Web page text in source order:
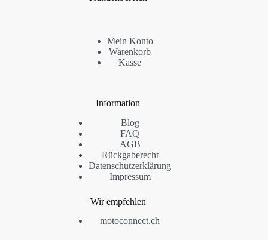
Mein Konto
Warenkorb
Kasse
Information
Blog
FAQ
AGB
Rückgaberecht
Datenschutzerklärung
Impressum
Wir empfehlen
motoconnect.ch